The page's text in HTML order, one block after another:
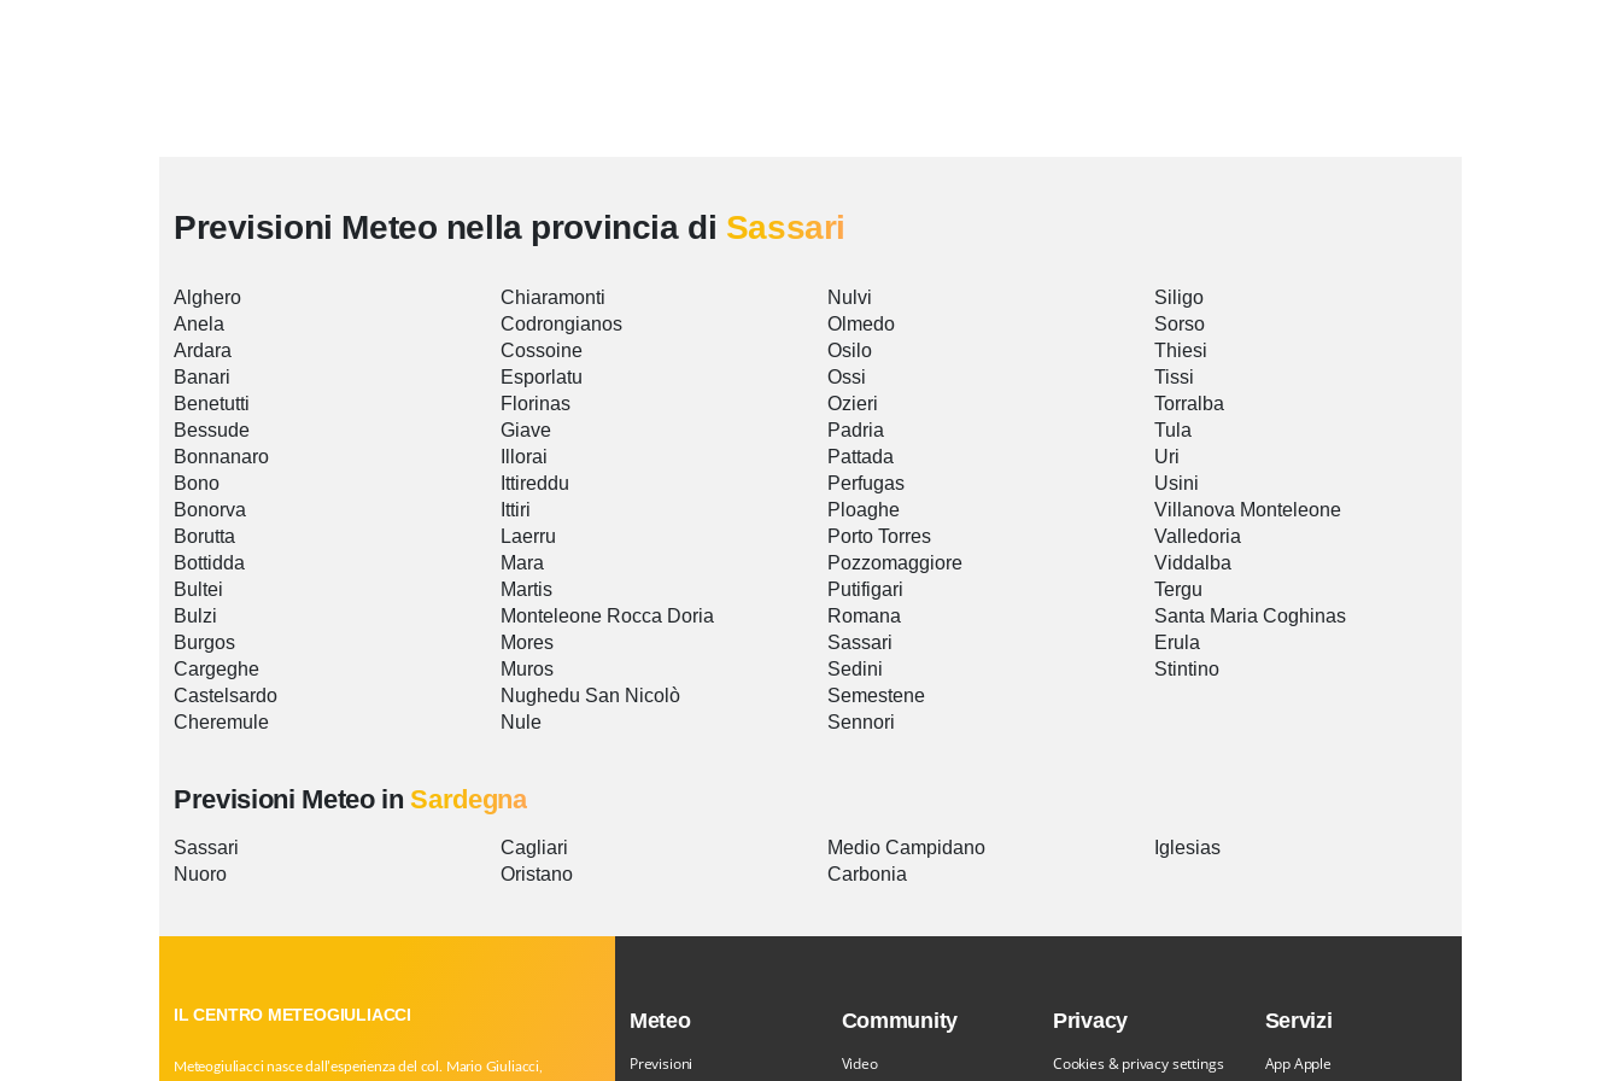
Previsioni Meteo nella provincia di Sassari
Alghero
Anela
Ardara
Banari
Benetutti
Bessude
Bonnanaro
Bono
Bonorva
Borutta
Bottidda
Bultei
Bulzi
Burgos
Cargeghe
Castelsardo
Cheremule
Chiaramonti
Codrongianos
Cossoine
Esporlatu
Florinas
Giave
Illorai
Ittireddu
Ittiri
Laerru
Mara
Martis
Monteleone Rocca Doria
Mores
Muros
Nughedu San Nicolò
Nule
Nulvi
Olmedo
Osilo
Ossi
Ozieri
Padria
Pattada
Perfugas
Ploaghe
Porto Torres
Pozzomaggiore
Putifigari
Romana
Sassari
Sedini
Semestene
Sennori
Siligo
Sorso
Thiesi
Tissi
Torralba
Tula
Uri
Usini
Villanova Monteleone
Valledoria
Viddalba
Tergu
Santa Maria Coghinas
Erula
Stintino
Previsioni Meteo inSardegna
Sassari
Nuoro
Cagliari
Oristano
Medio Campidano
Carbonia
Iglesias
IL CENTRO METEOGIULIACCI
Meteogiuliacci nasce dall’esperienza del col. Mario Giuliacci,
Meteo
Previsioni
Community
Video
Privacy
Cookies & privacy settings
Servizi
App Apple